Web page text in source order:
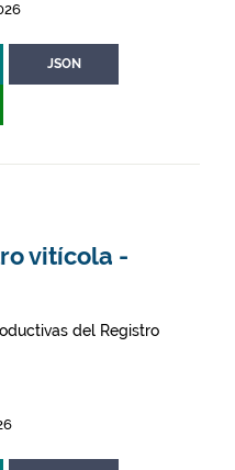
JSON
vitícola -
del Registro